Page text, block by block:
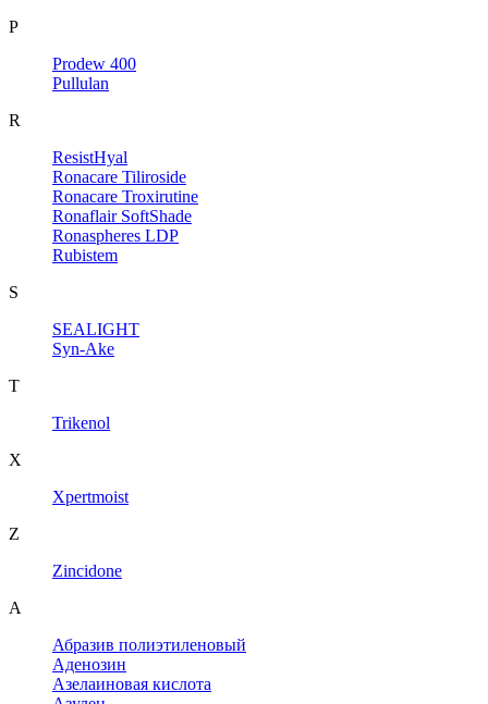
P
Prodew 400
Pullulan
R
ResistHyal
Ronacare Tiliroside
Ronacare Troxirutine
Ronaflair SoftShade
Ronaspheres LDP
Rubistem
S
SEALIGHT
Syn-Ake
T
Trikenol
X
Xpertmoist
Z
Zincidone
А
Абразив полиэтиленовый
Аденозин
Азелаиновая кислота